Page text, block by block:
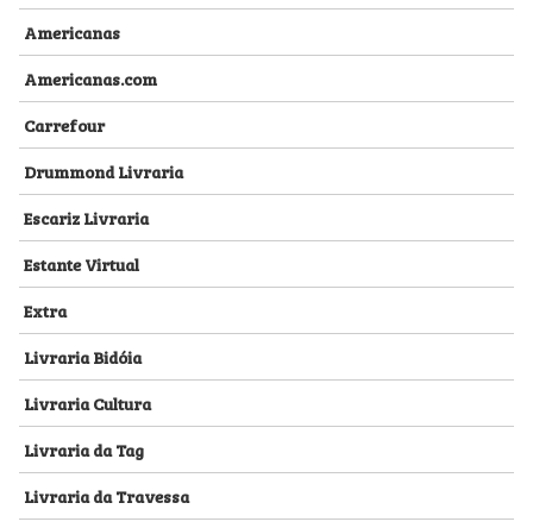
Americanas
Americanas.com
Carrefour
Drummond Livraria
Escariz Livraria
Estante Virtual
Extra
Livraria Bidóia
Livraria Cultura
Livraria da Tag
Livraria da Travessa